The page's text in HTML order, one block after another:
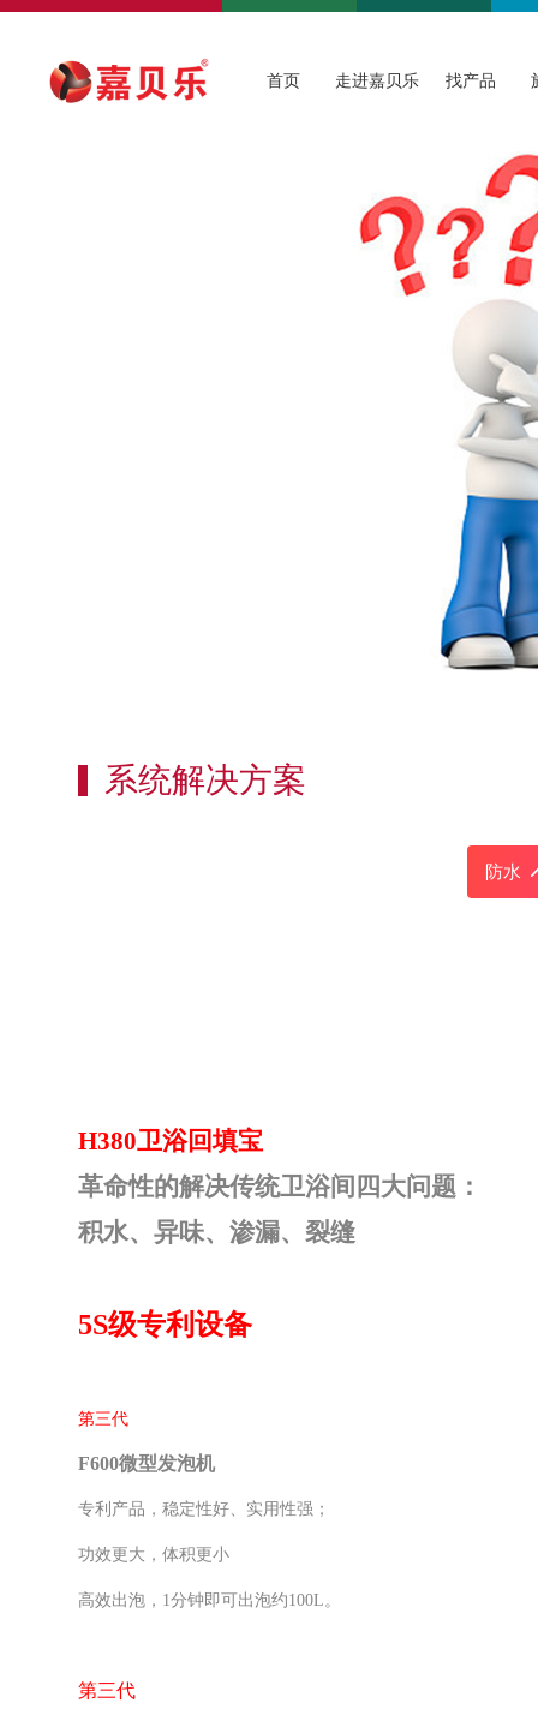
首页 走进嘉贝乐 找产品
系统解决方案
防水
H380卫浴回填宝
革命性的解决传统卫浴间四大问题：
积水、异味、渗漏、裂缝
5S级专利设备
第三代
F600微型发泡机
专利产品，稳定性好、实用性强；
功效更大，体积更小
高效出泡， 1分钟即可出泡约100L。
第三代